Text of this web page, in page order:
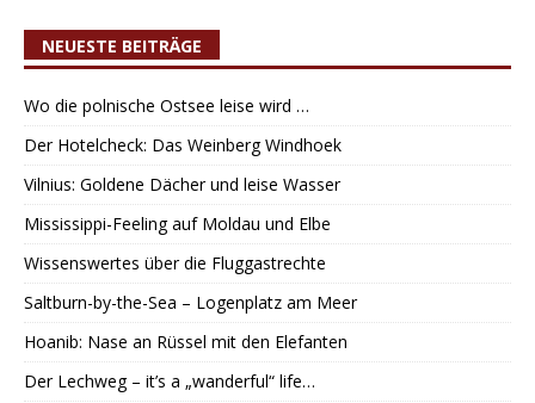
NEUESTE BEITRÄGE
Wo die polnische Ostsee leise wird …
Der Hotelcheck: Das Weinberg Windhoek
Vilnius: Goldene Dächer und leise Wasser
Mississippi-Feeling auf Moldau und Elbe
Wissenswertes über die Fluggastrechte
Saltburn-by-the-Sea – Logenplatz am Meer
Hoanib: Nase an Rüssel mit den Elefanten
Der Lechweg – it’s a „wanderful“ life…